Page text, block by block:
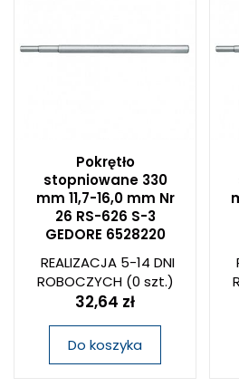
Pokrętło
stopniowane 330
mm 11,7-16,0 mm Nr
26 RS-626 S-3
GEDORE 6528220
REALIZACJA 5-14 DNI
ROBOCZYCH(0 szt.)
32,64 zł
Do koszyka